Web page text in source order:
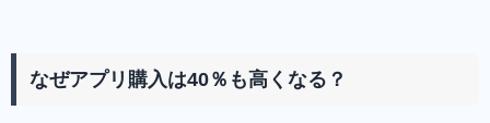
なぜアプリ購入は40％も高くなる？